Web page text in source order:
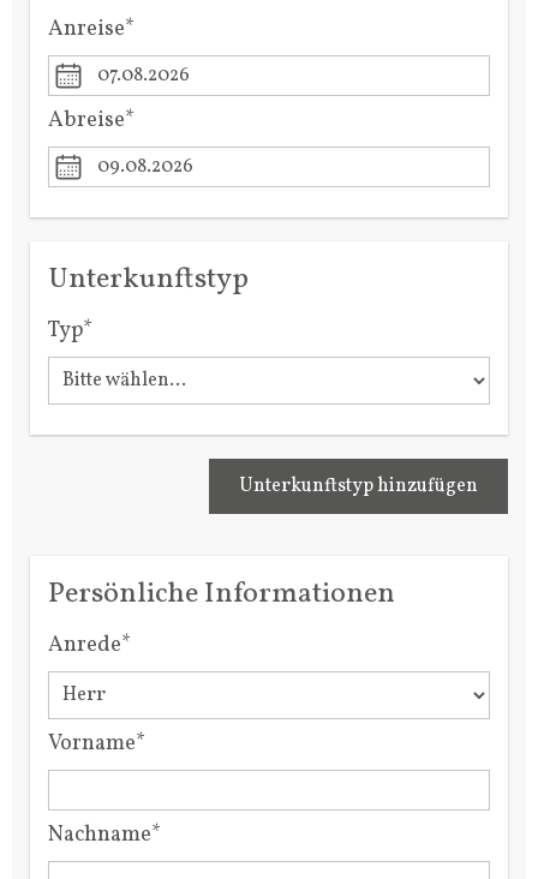
Anreise*
Abreise*
Unterkunftstyp
Typ*
Unterkunftstyp hinzufügen
Persönliche Informationen
Anrede*
Vorname*
Nachname*